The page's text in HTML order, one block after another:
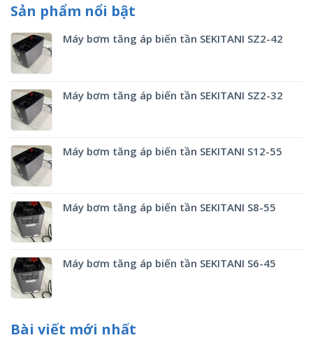
Sản phẩm nổi bật
Máy bơm tăng áp biến tần SEKITANI SZ2-42
Máy bơm tăng áp biến tần SEKITANI SZ2-32
Máy bơm tăng áp biến tần SEKITANI S12-55
Máy bơm tăng áp biến tần SEKITANI S8-55
Máy bơm tăng áp biến tần SEKITANI S6-45
Bài viết mới nhất